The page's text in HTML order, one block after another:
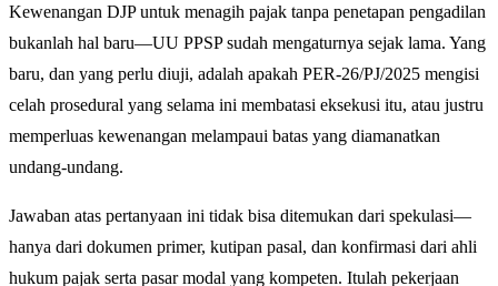
Kewenangan DJP untuk menagih pajak tanpa penetapan pengadilan
bukanlah hal baru—UU PPSP sudah mengaturnya sejak lama. Yang
baru, dan yang perlu diuji, adalah apakah PER-26/PJ/2025 mengisi
celah prosedural yang selama ini membatasi eksekusi itu, atau justru
memperluas kewenangan melampaui batas yang diamanatkan
undang-undang.
Jawaban atas pertanyaan ini tidak bisa ditemukan dari spekulasi—
hanya dari dokumen primer, kutipan pasal, dan konfirmasi dari ahli
hukum pajak serta pasar modal yang kompeten. Itulah pekerjaan